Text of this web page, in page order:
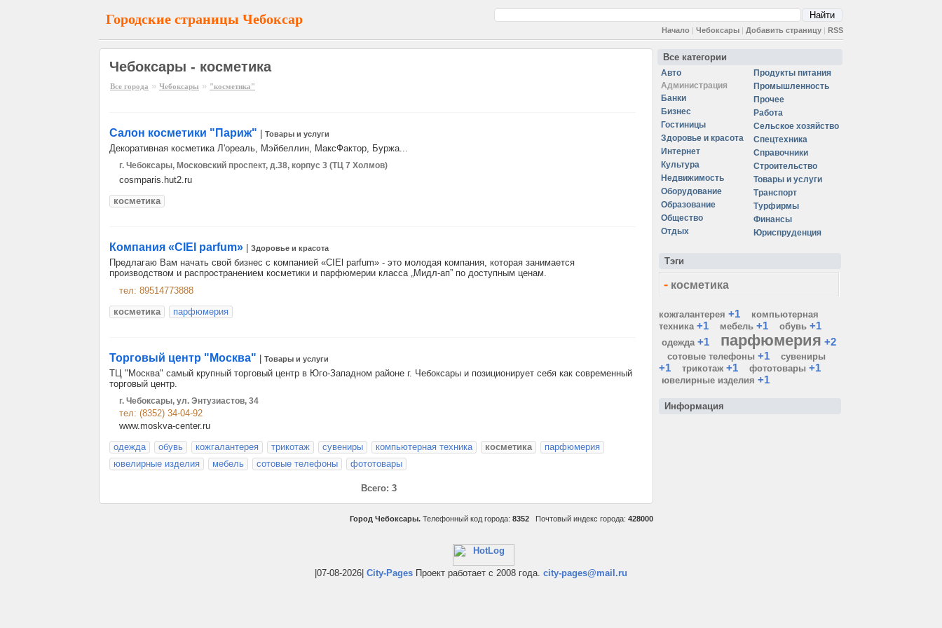
Городские страницы Чебоксар
Начало | Чебоксары | Добавить страницу | RSS
Чебоксары - косметика
Все города » Чебоксары » "косметика"
Салон косметики "Париж" Товары и услуги
Декоративная косметика Л'ореаль, Мэйбеллин, МаксФактор, Буржа...
г. Чебоксары, Московский проспект, д.38, корпус 3 (ТЦ 7 Холмов)
cosmparis.hut2.ru
косметика
Компания «СIEl parfum» Здоровье и красота
Предлагаю Вам начать свой бизнес с компанией «СIEl parfum» - это молодая компания, которая занимается
производством и распространением косметики и парфюмерии класса „Мидл-ап” по доступным ценам.
тел: 89514773888
косметика
парфюмерия
Торговый центр "Москва" Товары и услуги
ТЦ "Москва" самый крупный торговый центр в Юго-Западном районе г. Чебоксары и позиционирует себя как современный
торговый центр.
г. Чебоксары, ул. Энтузиастов, 34
тел: (8352) 34-04-92
www.moskva-center.ru
одежда
обувь кожгалантерея трикотаж сувениры компьютерная техника косметика
парфюмерия
ювелирные изделия
мебель сотовые телефоны фототовары
Всего: 3
Город Чебоксары. Телефонный код города: 8352 Почтовый индекс города: 428000
Все категории
Авто
Администрация
Банки
Бизнес
Гостиницы
Здоровье и красота
Интернет
Культура
Недвижимость
Оборудование
Образование
Общество
Отдых
Продукты питания
Промышленность
Прочее
Работа
Сельское хозяйство
Спецтехника
Справочники
Строительство
Товары и услуги
Транспорт
Турфирмы
Финансы
Юриспруденция
Тэги
- косметика
кожгалантерея +1
компьютерная
техника +1 мебель +1 обувь +1
одежда +1 парфюмерия +2
сотовые телефоны +1 сувениры
+1 трикотаж +1 фототовары +1
ювелирные изделия +1
Информация
|07-08-2026| City-Pages Проект работает с 2008 года. city-pages@mail.ru